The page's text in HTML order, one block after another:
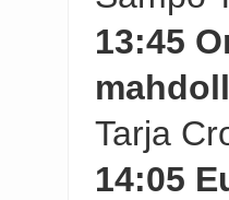
13:45
Tarja
14:05